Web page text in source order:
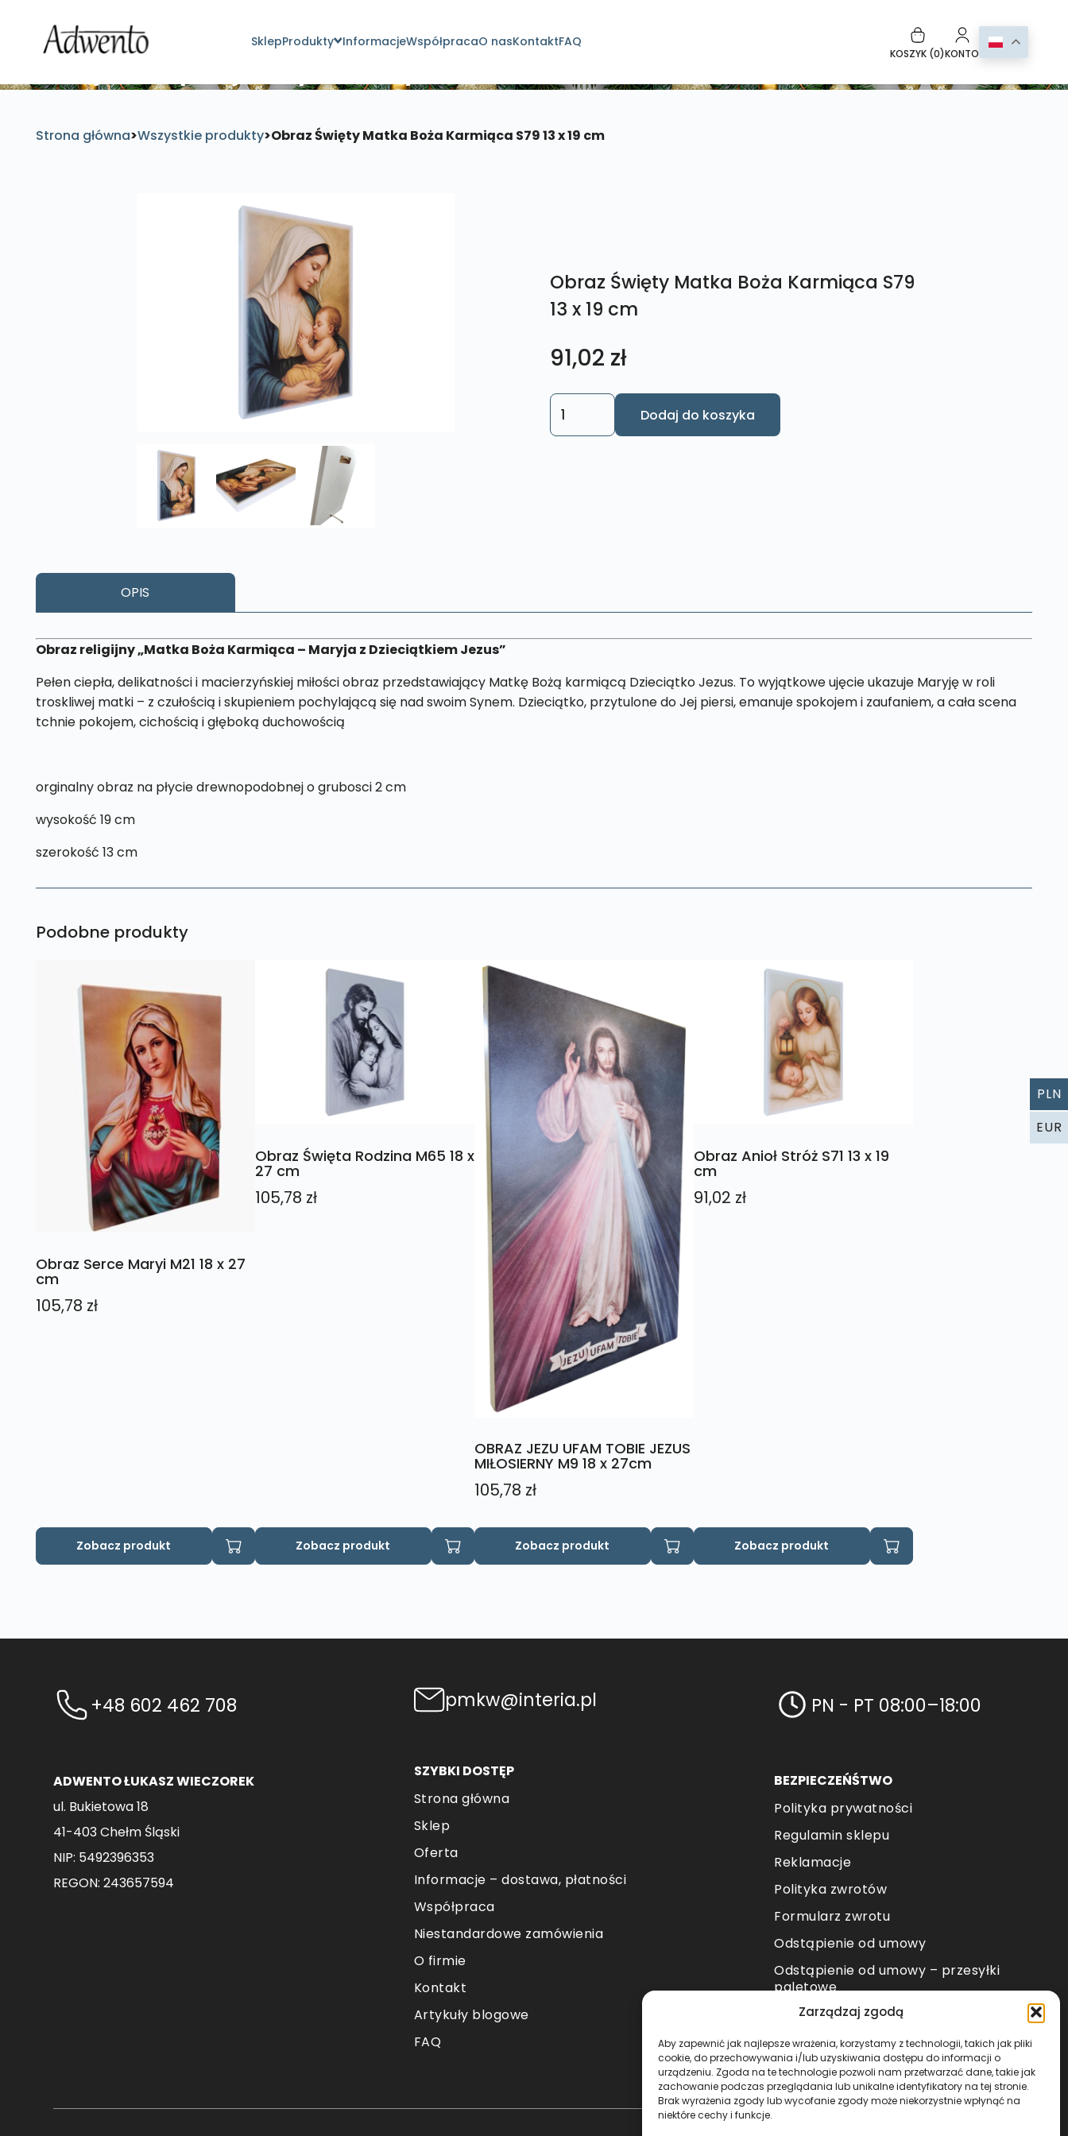
Zarządzaj zgodą
Aby zapewnić jak najlepsze wrażenia, korzystamy z technologii, takich jak pliki
cookie, do przechowywania i/lub uzyskiwania dostępu do informacji o
urządzeniu. Zgoda na te technologie pozwoli nam przetwarzać dane, takie jak
zachowanie podczas przeglądania lub unikalne identyfikatory na tej stronie.
Brak wyrażenia zgody lub wycofanie zgody może niekorzystnie wpłynąć na
niektóre cechy i funkcje.
SklepProdukty InformacjeWspółpracaO nasKontaktFAQ
KOSZYK (0)KONTO
Strona główna>Wszystkie produkty>Obraz Święty Matka Boża Karmiąca S79 13 x 19 cm
Obraz Święty Matka Boża Karmiąca S79
13 x 19 cm
91,02 zł
ilość
Obraz
cm
Dodaj do koszyka
OPIS
Obraz religijny „Matka Boża Karmiąca – Maryja z Dzieciątkiem Jezus”
Pełen ciepła, delikatności i macierzyńskiej miłości obraz przedstawiający Matkę Bożą karmiącą Dzieciątko Jezus. To wyjątkowe ujęcie ukazuje Maryję w roli
troskliwej matki – z czułością i skupieniem pochylającą się nad swoim Synem. Dzieciątko, przytulone do Jej piersi, emanuje spokojem i zaufaniem, a cała scena
tchnie pokojem, cichością i głęboką duchowością
orginalny obraz na płycie drewnopodobnej o grubosci 2 cm
wysokość 19 cm
szerokość 13 cm
Podobne produkty
Obraz Serce Maryi M21 18 x 27
cm
105,78 zł
Zobacz produkt
Obraz Święta Rodzina M65 18 x
27 cm
105,78 zł
Zobacz produkt
OBRAZ JEZU UFAM TOBIE JEZUS
MIŁOSIERNY M9 18 x 27cm
105,78 zł
Zobacz produkt
Obraz Anioł Stróż S71 13 x 19
cm
91,02 zł
Zobacz produkt
+48 602 462 708
ADWENTO ŁUKASZ WIECZOREK
ul. Bukietowa 18
41-403 Chełm Śląski
NIP: 5492396353
REGON: 243657594
pmkw@interia.pl
SZYBKI DOSTĘP
Strona główna
Sklep
Oferta
Informacje – dostawa, płatności
Współpraca
Niestandardowe zamówienia
O firmie
Kontakt
Artykuły blogowe
FAQ
PN - PT 08:00–18:00
BEZPIECZEŃŚTWO
Polityka prywatności
Regulamin sklepu
Reklamacje
Polityka zwrotów
Formularz zwrotu
Odstąpienie od umowy
Odstąpienie od umowy – przesyłki
paletowe
METODY PŁATNOŚCI
PLN
EUR